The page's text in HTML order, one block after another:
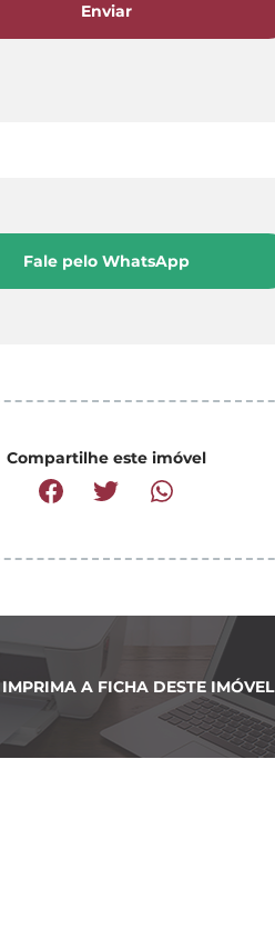
Enviar
Fale pelo WhatsApp
Compartilhe este imóvel
IMPRIMA A FICHA DESTE IMÓVEL